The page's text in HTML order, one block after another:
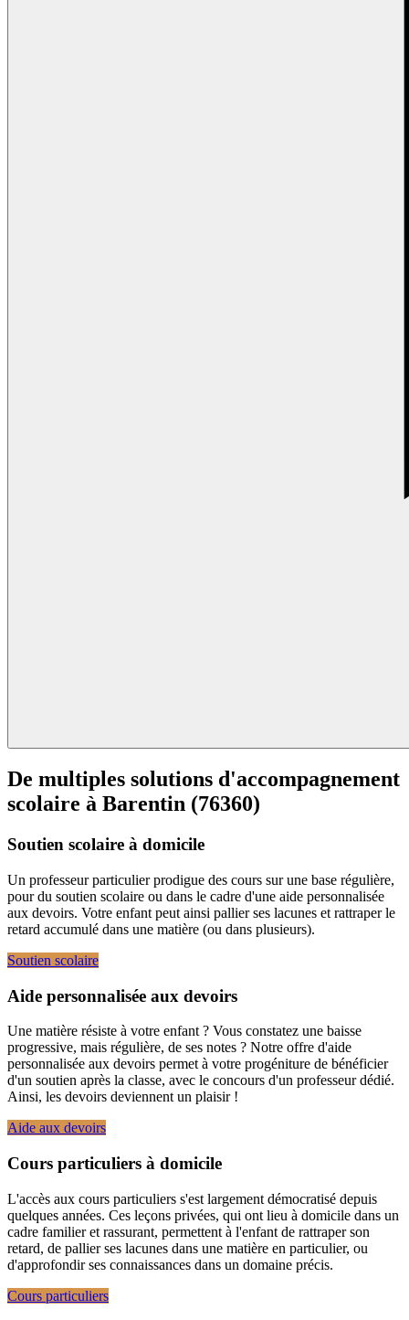
De multiples solutions d'accompagnement
scolaire à Barentin (76360)
Soutien scolaire à domicile
Un professeur particulier prodigue des cours sur une base régulière,
pour du soutien scolaire ou dans le cadre d'une aide personnalisée
aux devoirs. Votre enfant peut ainsi pallier ses lacunes et rattraper le
retard accumulé dans une matière (ou dans plusieurs).
Soutien scolaire
Aide personnalisée aux devoirs
Une matière résiste à votre enfant ? Vous constatez une baisse
progressive, mais régulière, de ses notes ? Notre offre d'aide
personnalisée aux devoirs permet à votre progéniture de bénéficier
d'un soutien après la classe, avec le concours d'un professeur dédié.
Ainsi, les devoirs deviennent un plaisir !
Aide aux devoirs
Cours particuliers à domicile
L'accès aux cours particuliers s'est largement démocratisé depuis
quelques années. Ces leçons privées, qui ont lieu à domicile dans un
cadre familier et rassurant, permettent à l'enfant de rattraper son
retard, de pallier ses lacunes dans une matière en particulier, ou
d'approfondir ses connaissances dans un domaine précis.
Cours particuliers